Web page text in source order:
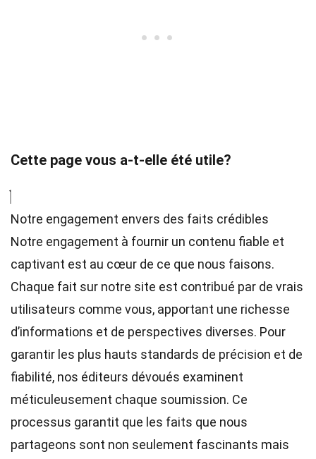
Cette page vous a-t-elle été utile?
Notre engagement envers des faits crédibles
Notre engagement à fournir un contenu fiable et
captivant est au cœur de ce que nous faisons.
Chaque fait sur notre site est contribué par de vrais
utilisateurs comme vous, apportant une richesse
d’informations et de perspectives diverses. Pour
garantir les plus hauts standards de précision et de
fiabilité, nos éditeurs dévoués examinent
méticuleusement chaque soumission. Ce
processus garantit que les faits que nous
partageons sont non seulement fascinants mais